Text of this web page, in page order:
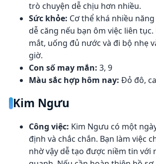
trò chuyện dễ chịu hơn nhiều.
Sức khỏe: Cơ thể khá nhiều
dễ căng nếu bạn ôm việc liên
mắt, uống đủ nước và đi bộ nhẹ
giờ.
Con số may mắn: 3, 9
Màu sắc hợp hôm nay: Đỏ đô,
Kim Ngưu
Công việc: Kim Ngưu có một
định và chắc chắn. Bạn làm việc
nhờ vậy dễ tạo được niềm tin với